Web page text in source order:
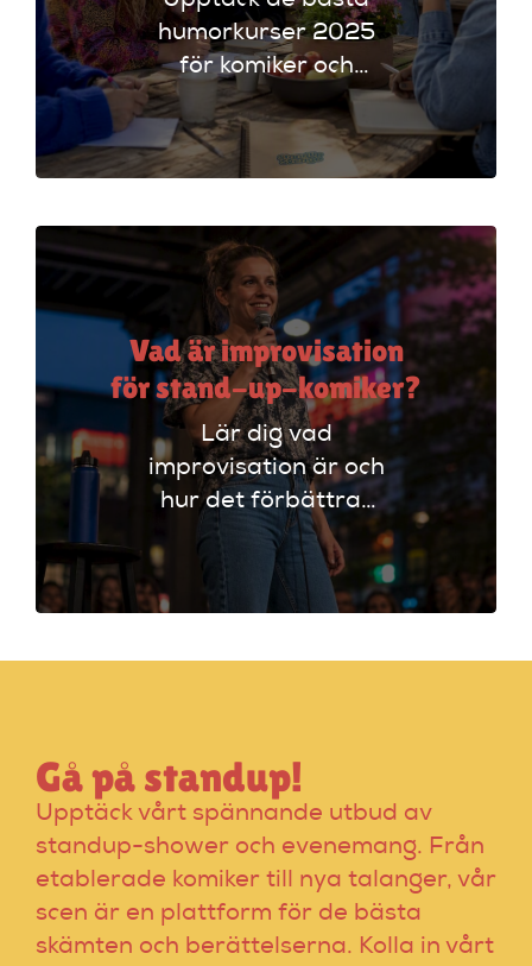
humorkurser 2025
för komiker och
föreläsare. Lär dig
tekniker och få
scenerfarenhet med
Vad är improvisation
för stand-up-komiker?
Lär dig vad
improvisation är och
hur det förbättrar
din stand-up!
Upptäck tekniker
som stärker ditt
scenframträdande.
Gå på standup!
Upptäck vårt spännande utbud av
standup-shower och evenemang. Från
etablerade komiker till nya talanger, vår
scen är en plattform för de bästa
skämten och berättelserna. Kolla in vårt